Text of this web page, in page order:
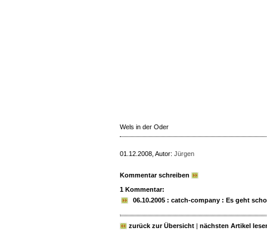
Wels in der Oder
01.12.2008, Autor: Jürgen
Kommentar schreiben
1 Kommentar:
06.10.2005 : catch-company : Es geht
zurück zur Übersicht | nächsten Artikel